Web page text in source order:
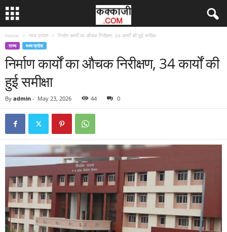
Home मध्य प्रदेश निर्माण कार्यों का औचक निरीक्षण, 34 कार्यों की हुई समीक्षा
राज्य मध्य प्रदेश
निर्माण कार्यों का औचक निरीक्षण, 34 कार्यों की
हुई समीक्षा
By admin - May 23, 2026 44 0